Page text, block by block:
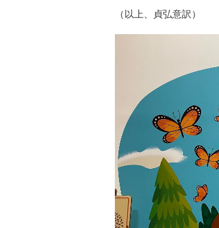
（以上、貞弘意訳）